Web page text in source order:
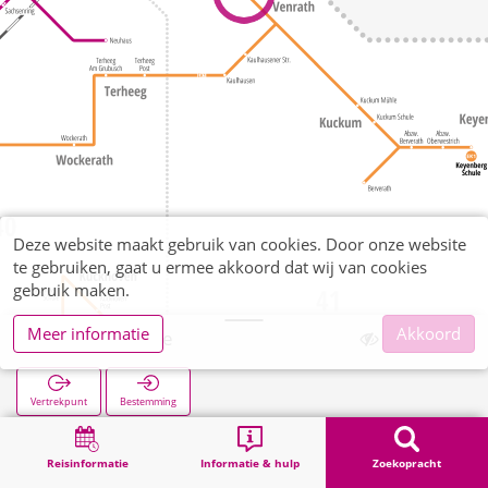
Reisinformatie Informatie & hulp Zoekopracht
Venrath Kirche
Vertrekpunt Bestemming
Zoekopracht
Deze website maakt gebruik van cookies. Door onze website
te gebruiken, gaat u ermee akkoord dat wij van cookies
gebruik maken.
Meer informatie
Akkoord